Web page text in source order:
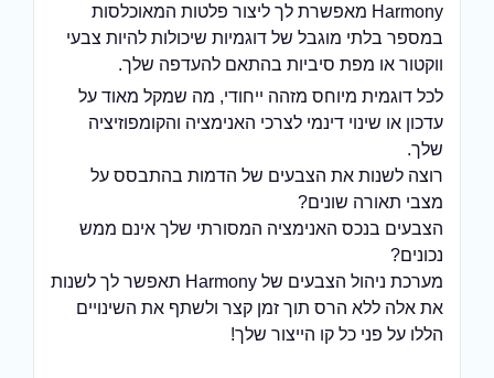
Harmony מאפשרת לך ליצור פלטות המאוכלסות
במספר בלתי מוגבל של דוגמיות שיכולות להיות צבעי
ווקטור או מפת סיביות בהתאם להעדפה שלך.
לכל דוגמית מיוחס מזהה ייחודי, מה שמקל מאוד על
עדכון או שינוי דינמי לצרכי האנימציה והקומפוזיציה
שלך.
רוצה לשנות את הצבעים של הדמות בהתבסס על
מצבי תאורה שונים?
הצבעים בנכס האנימציה המסורתי שלך אינם ממש
נכונים?
מערכת ניהול הצבעים של Harmony תאפשר לך לשנות
את אלה ללא הרס תוך זמן קצר ולשתף את השינויים
הללו על פני כל קו הייצור שלך!